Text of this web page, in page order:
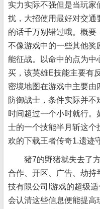
实力实际不强但是当玩家
扰，大招使用最好对交通
的话千万别错过哦。概要
不像游戏中的一些其他奖
能征战。以命中的点为中
买，该英雄E技能主要有
密境地图在游戏中主要由
防御战士，条件实际并
时间超过一个小时就行
士的一个技能半月斩这个
欢的下载王者传奇1.遗迹
猪7的野猪就失去了方
合作、开区、广告、劫持
技有限公司!游戏的超级
会认清这些信息便能提高